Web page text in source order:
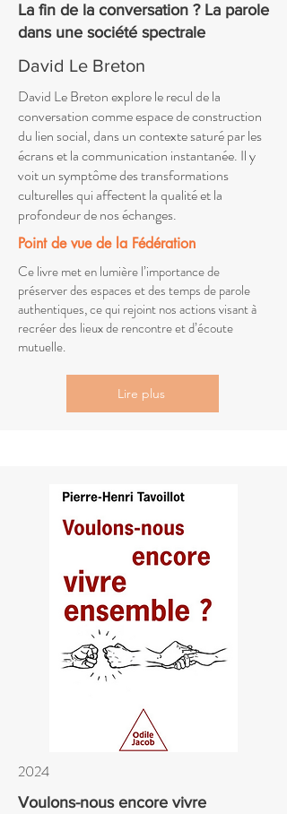
La fin de la conversation ? La parole
dans une société spectrale
David Le Breton
David Le Breton explore le recul de la
conversation comme espace de construction
du lien social, dans un contexte saturé par les
écrans et la communication instantanée. Il y
voit un symptôme des transformations
culturelles qui affectent la qualité et la
profondeur de nos échanges.
Point de vue de la Fédération
Ce livre met en lumière l’importance de
préserver des espaces et des temps de parole
authentiques, ce qui rejoint nos actions visant à
recréer des lieux de rencontre et d’écoute
mutuelle.
Lire plus
2024
Voulons-nous encore vivre